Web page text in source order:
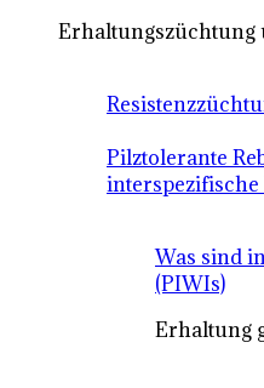
Erhaltungszüchtung
Pilztolerante
Was sind
(PIWIs)
Erhaltung